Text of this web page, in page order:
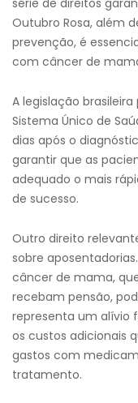
série de direitos
Outubro Rosa, além
prevenção, é
com câncer de
A legislação
Sistema Único de
dias após o
garantir que as
adequado o mais
de sucesso.
Outro direito
sobre
câncer de mama,
recebam pensão,
representa um alívio
os custos adicionais
gastos com
tratamento.